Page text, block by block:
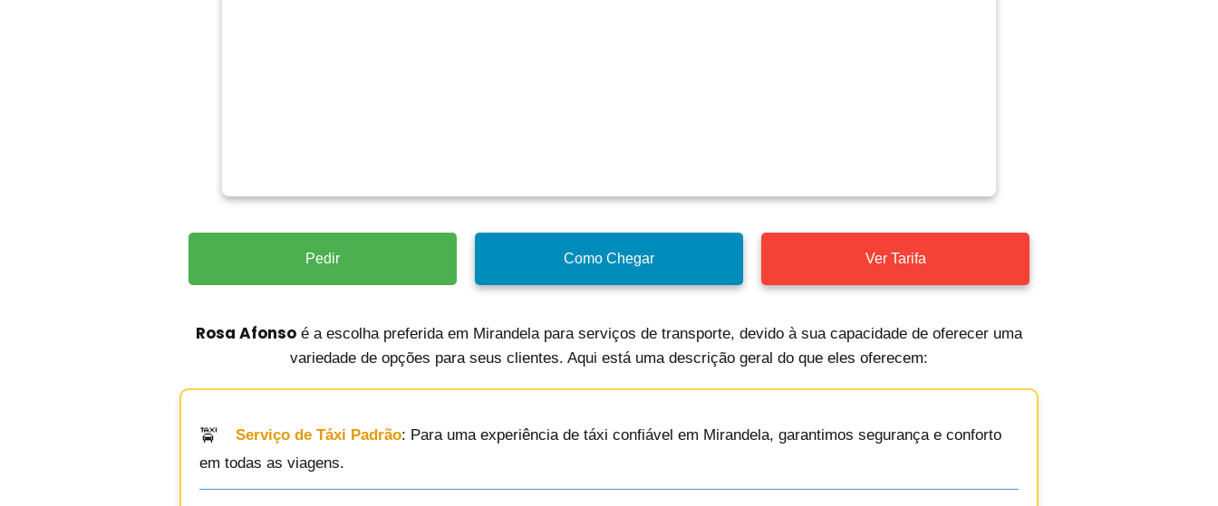
Pedir Como Chegar Ver Tarifa
Rosa Afonso é a escolha preferida em Mirandela para serviços de transporte, devido à sua capacidade de oferecer uma
variedade de opções para seus clientes. Aqui está uma descrição geral do que eles oferecem:
Serviço de Táxi Padrão: Para uma experiência de táxi confiável em Mirandela, garantimos segurança e conforto
em todas as viagens.